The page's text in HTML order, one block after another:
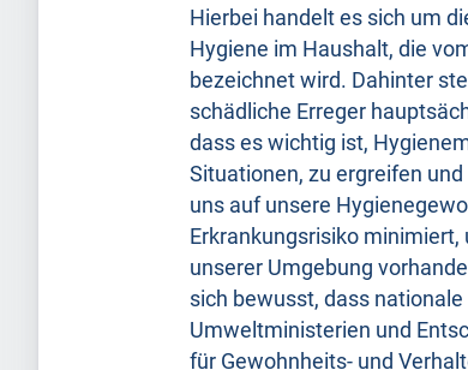
Hierbei handelt es sich um
Hygiene im Haushalt, die
bezeichnet wird. Dahinter
schädliche Erreger
dass es wichtig ist,
Situationen, zu ergreifen
uns auf unsere
Erkrankungsrisiko
unserer Umgebung
sich bewusst, dass
Umweltministerien und
für Gewohnheits- und